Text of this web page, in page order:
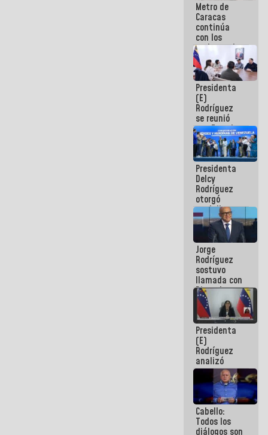
Metro de
Caracas
continúa
con los
trabajos de
mantenimiento
e inspección
en la Línea 2
Presidenta
(E)
Rodríguez
se reunió
con Estado
Mayor
Eléctrico
para
abordar
planes de
acción
Presidenta
Delcy
Rodríguez
otorgó
medalla
"Héroe de
Venezuela"
a servidores
públicos
Jorge
Rodríguez
sostuvo
llamada con
Dinorah
Figuera y
acuerdan
primer
encuentro
presencial
para el
diálogo
Presidenta
(E)
Rodríguez
analizó
junto a
gobernadores
planes de
recuperación
del Sistema
Eléctrico
Cabello:
Todos los
diálogos son